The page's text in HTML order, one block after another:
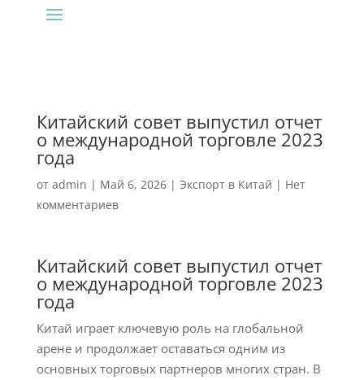
Китайский совет выпустил отчет
о международной торговле 2023
года
от admin | Май 6, 2026| Экспорт в Китай | Нет
комментариев
Китайский совет выпустил отчет
о международной торговле 2023
года
Китай играет ключевую роль на глобальной
арене и продолжает оставаться одним из
основных торговых партнеров многих стран. В